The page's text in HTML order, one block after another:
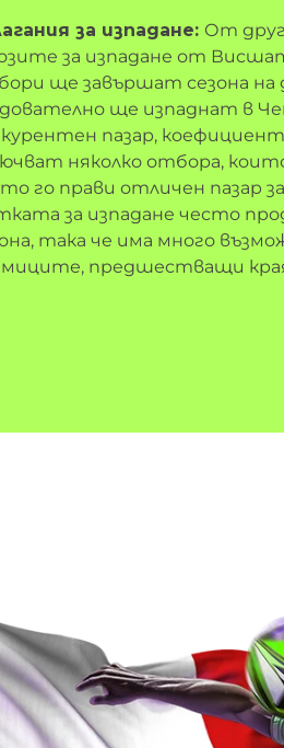
за изпадане: От
за изпадане от
ще завършат сезона на
ще изпаднат в
пазар,
няколко отбора,
го прави отличен пазар
за изпадане често
така че има много
предшестващи края